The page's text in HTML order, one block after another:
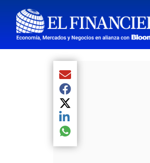
Compartir el artículo actual
Compartir el artículo actual
Compartir el artículo
Compartir el artículo actual
Compartir el artículo